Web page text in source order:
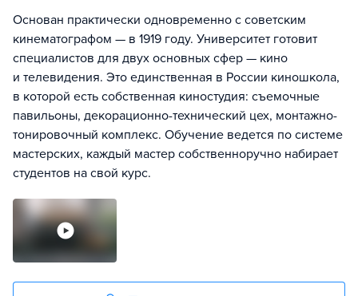
Основан практически одновременно с советским
кинематографом — в 1919 году. Университет готовит
специалистов для двух основных сфер — кино
и телевидения. Это единственная в России киношкола,
в которой есть собственная киностудия: съемочные
павильоны, декорационно-технический цех, монтажно-
тонировочный комплекс. Обучение ведется по системе
мастерских, каждый мастер собственноручно набирает
студентов на свой курс.